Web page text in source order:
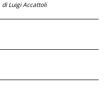
di Luigi Accattoli